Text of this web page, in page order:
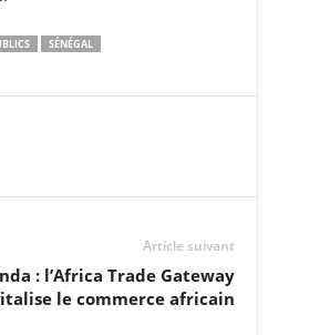
SÉNÉGAL
Article suivant
: l’Africa Trade Gateway
le commerce africain